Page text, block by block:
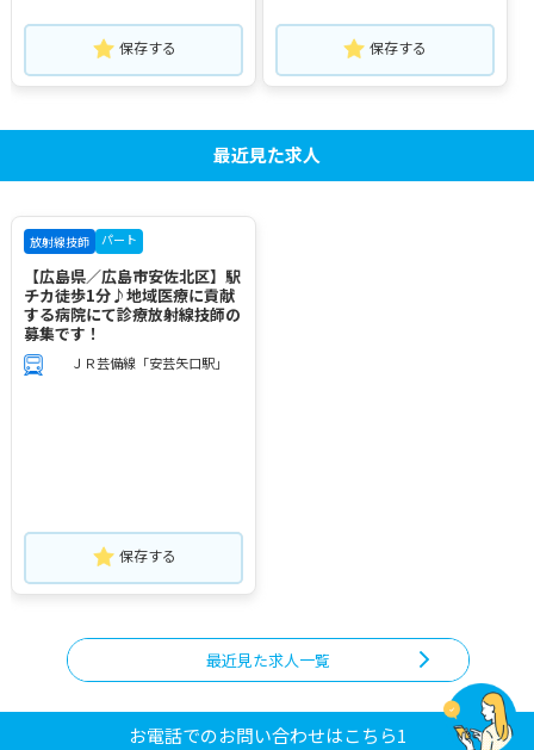
保存する 保存する
最近見た求人
放射線技師 パート
【広島県／広島市安佐北区】駅
チカ徒歩1分♪地域医療に貢献
する病院にて診療放射線技師の
募集です！
ＪＲ芸備線「安芸矢口駅」
保存する
最近見た求人一覧
お電話でのお問い合わせはこちら1